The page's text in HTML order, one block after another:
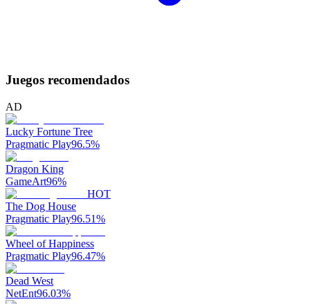
Juegos recomendados
AD
Lucky Fortune Tree
Pragmatic Play96.5%
Dragon King
GameArt96%
HOT
The Dog House
Pragmatic Play96.51%
Wheel of Happiness
Pragmatic Play96.47%
Dead West
NetEnt96.03%